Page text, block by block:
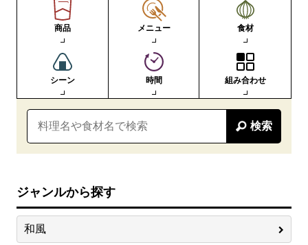
商品 メニュー 食材
シーン 時間 組み合わせ
検索
ジャンルから探す
和風